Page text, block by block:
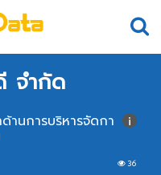
จำกัด
36
านการบริหารจัดกา